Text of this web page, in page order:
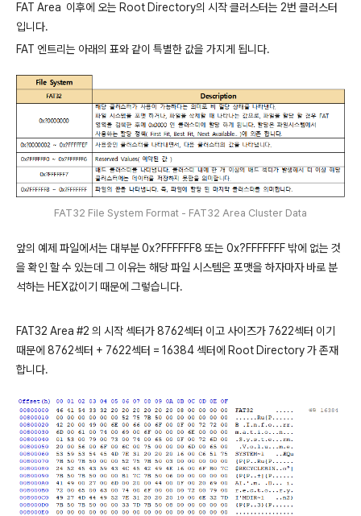
FAT Area 이후에 오는 Root Directory의 시작 클러스터는 2번 클러스터
입니다.
FAT 엔트리는 아래의 표와 같이 특별한 값을 가지게 됩니다.
FAT32 File System Format - FAT32 Area Cluster Data
앞의 예제 파일에서는 대부분 0x?FFFFFF8 또는 0x?FFFFFFF 밖에 없는 것
을 확인 할 수 있는데 그 이유는 해당 파일 시스템은 포맷을 하자마자 바로 분
석하는 HEX값이기 때문에 그렇습니다.
FAT32 Area #2 의 시작 섹터가 8762섹터 이고 사이즈가 7622섹터 이기
때문에 8762섹터 + 7622섹터 = 16384 섹터에 Root Directory 가 존재
합니다.